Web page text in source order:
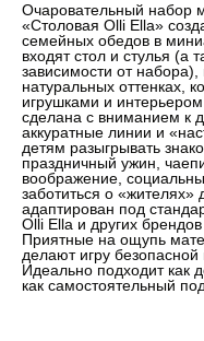
Очаровательный набор
«Столовая Olli Ella»
семейных обедов в
входят стол и стулья (а
зависимости от
натуральных оттенках,
игрушками и
сделана с вниманием к
аккуратные линии и
детям разыгрывать
праздничный ужин,
воображение,
заботиться о
адаптирован под
Olli Ella и других
Приятные на ощупь
делают игру
Идеально подходит как
как самостоятельный